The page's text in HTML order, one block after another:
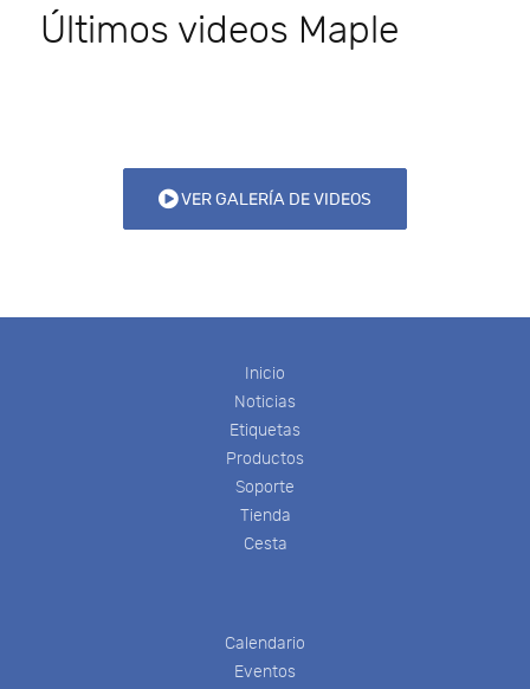
Últimos videos Maple
VER GALERÍA DE VIDEOS
Inicio
Noticias
Etiquetas
Productos
Soporte
Tienda
Cesta
Calendario
Eventos